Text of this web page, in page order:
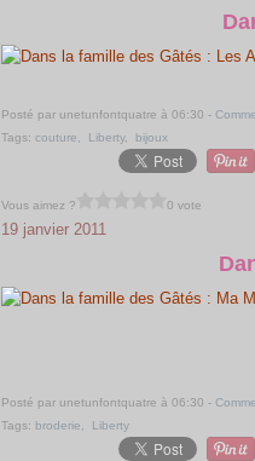
Posté par unetunfontquatre à 06:30 -
Tags: couture Liberty, bijoux
Vous aimez ? 0 vote
19 janvier 2011
Posté par unetunfontquatre à 06:30 -
Tags: broderie Liberty